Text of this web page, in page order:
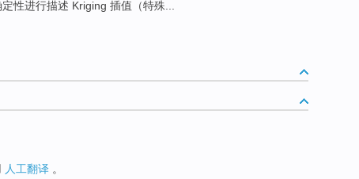
性进行描述 Kriging 插值（特殊...
人工翻译 。